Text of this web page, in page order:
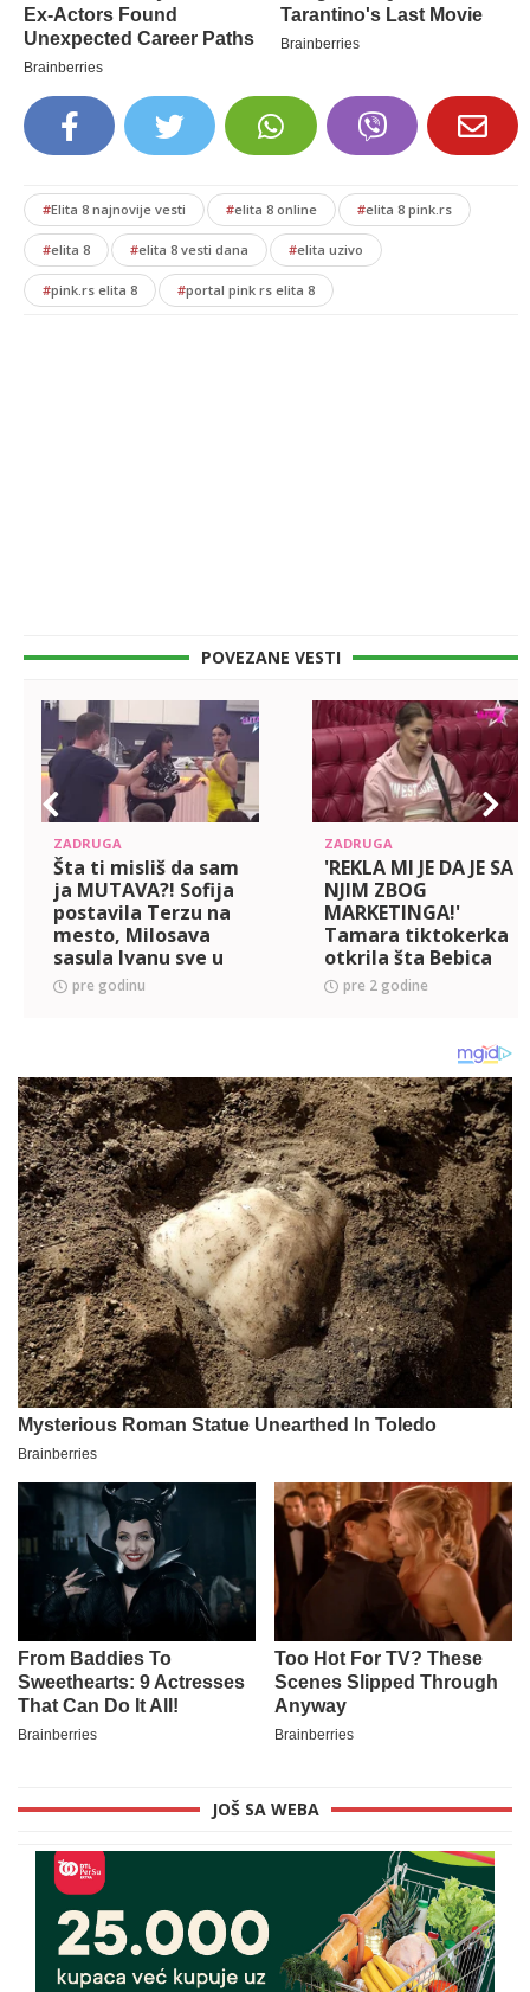
#Elita 8 najnovije vesti #elita 8 online #elita 8 pink.rs
#elita 8 #elita 8 vesti dana #elita uzivo
#pink.rs elita 8 #portal pink rs elita 8
POVEZANE VESTI
ZADRUGA
Šta ti misliš da sam
ja MUTAVA?! Sofija
postavila Terzu na
mesto, Milosava
sasula Ivanu sve u
lice, pa otkrila da je
shvatila da je
pre godinu
ZADRUGA
'REKLA MI JE DA JE SA
NJIM ZBOG
MARKETINGA!'
Tamara tiktokerka
otkrila šta Bebica
radi da bi sprečio
Teodoru i Gačića da
pre 2 godine
JOŠ SA WEBA